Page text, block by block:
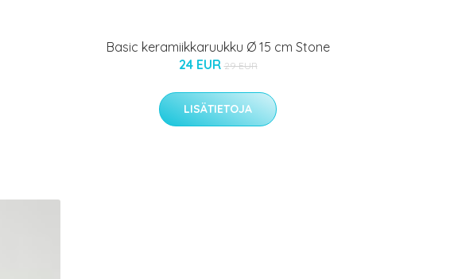
Basic keramiikkaruukku Ø 15 cm Stone
24 EUR 29 EUR
LISÄTIETOJA